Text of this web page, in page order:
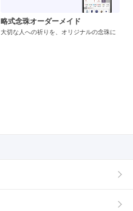
略式念珠オーダーメイド
大切な人への祈りを、オリジナルの念珠に